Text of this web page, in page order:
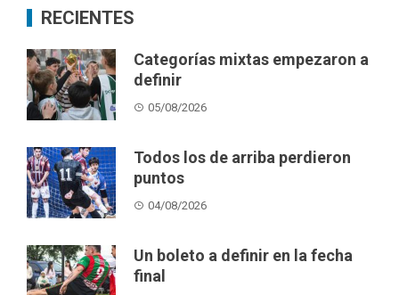
RECIENTES
Categorías mixtas empezaron a
definir
05/08/2026
Todos los de arriba perdieron
puntos
04/08/2026
Un boleto a definir en la fecha
final